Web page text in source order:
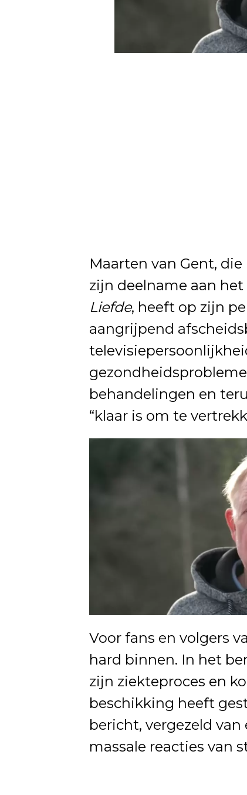
Maarten van Gent,
zijn deelname aan
Liefde, heeft op zijn
aangrijpend
behandelingen en
“klaar is om te
Voor fans en volgers
hard binnen. In het
zijn ziekteproces en
beschikking heeft
bericht, vergezeld van
massale reacties van